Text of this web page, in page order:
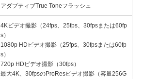
アダプティブTrue Toneフラッシュ
4Kビデオ撮影（24fps、25fps、30fpsまたは60fp
s）
1080p HDビデオ撮影（25fps、30fpsまたは60fp
s）
720p HDビデオ撮影（30fps）
最大4K、30fpsのProResビデオ撮影（容量256G